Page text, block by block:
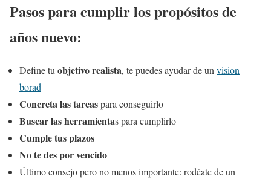
Pasos para cumplir los propósitos de
años nuevo:
Define tu objetivo realista, te puedes ayudar de un vision
borad
Concreta las tareaspara conseguirlo
Buscar las herramientas para cumplirlo
Cumple tus plazos
No te des por vencido
Último consejo pero no menos importante: rodéate de un